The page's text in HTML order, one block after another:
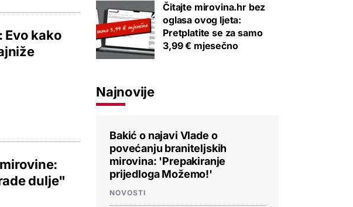
Evo kako
dulje"
Čitajte mirovina.hr bez
oglasa ovog ljeta:
Pretplatite se za samo
3,99 € mjesečno
Najnovije
Bakić o najavi Vlade o
povećanju braniteljskih
mirovina: 'Prepakiranje
prijedloga Možemo!'
NOVOSTI